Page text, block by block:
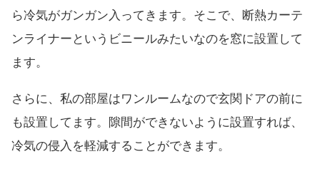
ら冷気がガンガン入ってきます。そこで、断熱カーテ
ンライナーというビニールみたいなのを窓に設置して
ます。
さらに、私の部屋はワンルームなので玄関ドアの前に
も設置してます。隙間ができないように設置すれば、
冷気の侵入を軽減することができます。